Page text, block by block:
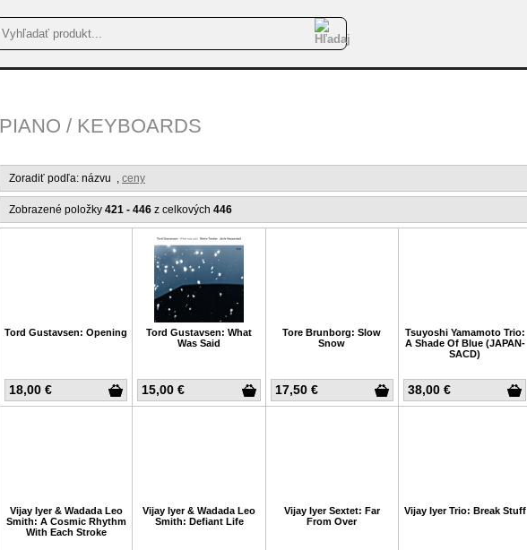
PIANO / KEYBOARDS
Zoradiť podľa: názvu , ceny
Zobrazené položky 421 - 446 z celkových 446
18,00 €
Tord Gustavsen: Opening
15,00 €
Tord Gustavsen: What
Was Said
17,50 €
Tore Brunborg: Slow
Snow
38,00 €
Tsuyoshi Yamamoto Trio:
A Shade Of Blue (JAPAN-
SACD)
Vijay Iyer & Wadada Leo
Smith: A Cosmic Rhythm
With Each Stroke
Vijay Iyer & Wadada Leo
Smith: Defiant Life
Vijay Iyer Sextet: Far
From Over
Vijay Iyer Trio: Break Stuff